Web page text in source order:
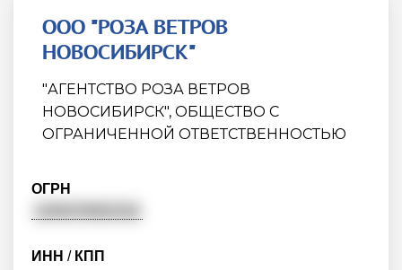
ООО "РОЗА ВЕТРОВ
НОВОСИБИРСК"
"АГЕНТСТВО РОЗА ВЕТРОВ
НОВОСИБИРСК", ОБЩЕСТВО С
ОГРАНИЧЕННОЙ ОТВЕТСТВЕННОСТЬЮ
ОГРН
ИНН / КПП